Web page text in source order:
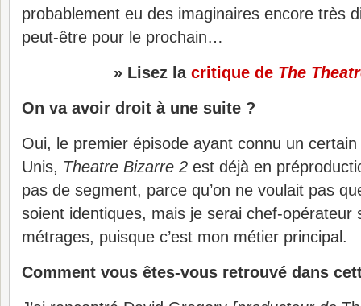
probablement eu des imaginaires encore très
peut-être pour le prochain…
» Lisez la critique de The
On va avoir droit à une suite ?
Oui, le premier épisode ayant connu un
Unis, Theatre Bizarre 2 est déjà en
pas de segment, parce qu’on ne voulait pas
soient identiques, mais je serai chef-opérateur
métrages, puisque c’est mon métier principal.
Comment vous êtes-vous retrouvé dans